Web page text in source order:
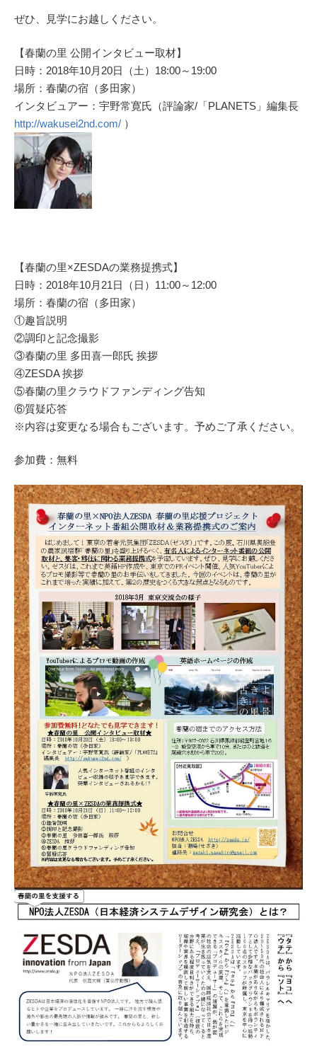
ぜひ、見学にお越しください。
【春蘭の里 公開インタビュー取材】
日時：2018年10月20日（土）18:00～19:00
場所：春蘭の宿（多田家）
インタビュアー：宇野常寛氏（評論家/「PLANETS」編集長
http://wakusei2nd.com/ ）
【春蘭の里×ZESDAの業務提携式】
日時：2018年10月21日（日）11:00～12:00
場所：春蘭の宿（多田家）
①趣旨説明
②調印と記念撮影
③春蘭の里 多田喜一郎氏 挨拶
④ZESDA 挨拶
⑤春蘭の里クラウドファンディング告知
⑥質疑応答
※内容は変更なる場合もございます。予めご了承ください。
参加費：無料